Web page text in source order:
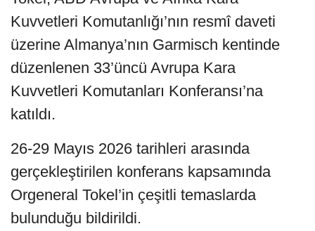
Kuvvetleri Komutanlığı’nın resmî daveti
üzerine Almanya’nın Garmisch kentinde
düzenlenen 33’üncü Avrupa Kara
Kuvvetleri Komutanları Konferansı’na
katıldı.
26-29 Mayıs 2026 tarihleri arasında
gerçekleştirilen konferans kapsamında
Orgeneral Tokel’in çeşitli temaslarda
bulunduğu bildirildi.